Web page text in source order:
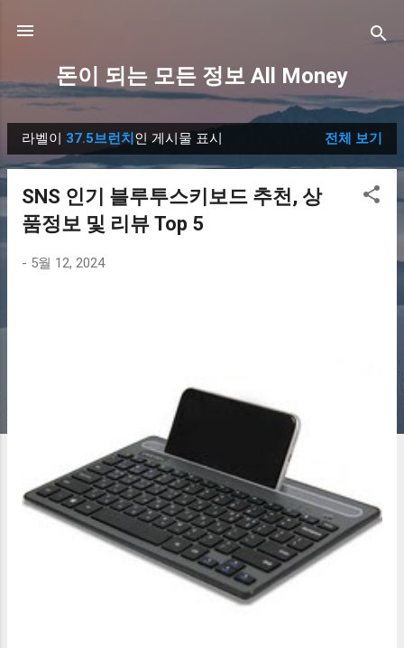
돈이 되는 모든 정보 All Money
글
라벨이 37.5브런치인 게시물 표시 전체 보기
SNS 인기 블루투스키보드 추천, 상
품정보 및 리뷰 Top 5
- 5월 12, 2024